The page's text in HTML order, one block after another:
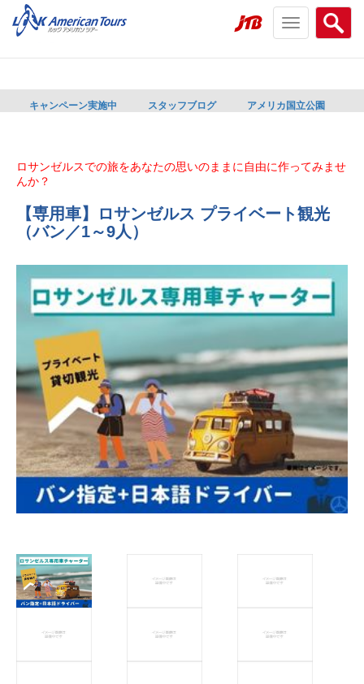
Search
menu
Toggle
navigation
キャンペーン実施中 スタッフブログ アメリカ国立公園
ロサンゼルスでの旅をあなたの思いのままに自由に作ってみませ
んか？
【専用車】ロサンゼルス プライベート観光
（バン／1～9人）